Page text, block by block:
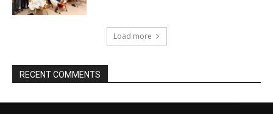
Load more
RECENT COMMENTS